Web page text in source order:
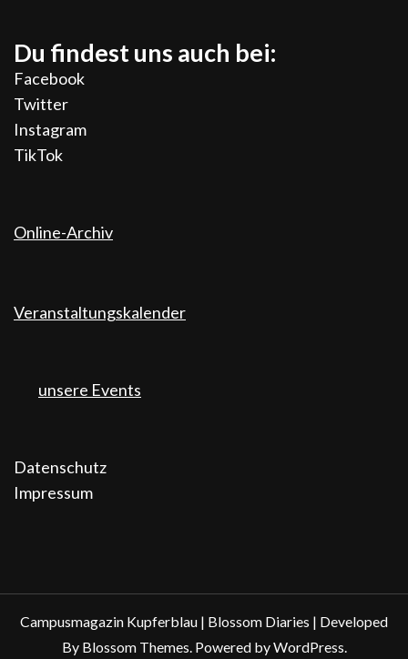
Du findest uns auch bei:
Facebook
Twitter
Instagram
TikTok
Online-Archiv
Veranstaltungskalender
unsere Events
Datenschutz
Impressum
Campusmagazin Kupferblau | Blossom Diaries | Developed
By Blossom Themes. Powered byWordPress.